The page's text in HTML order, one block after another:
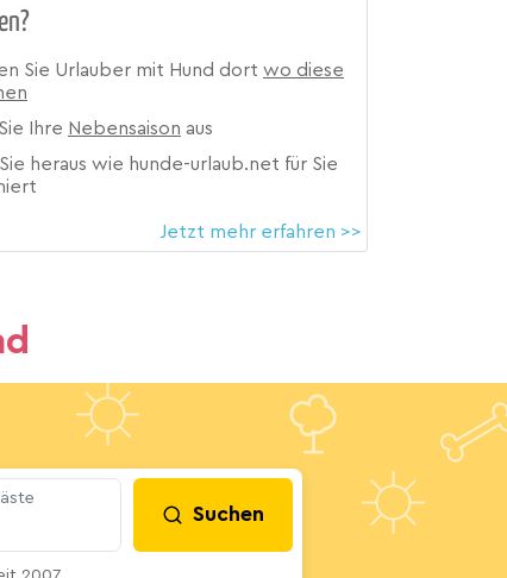
Sie Urlauber mit Hund dort wo diese
Ihre Nebensaison aus
heraus wie hunde-urlaub.net für Sie
Jetzt mehr erfahren >>
Suchen